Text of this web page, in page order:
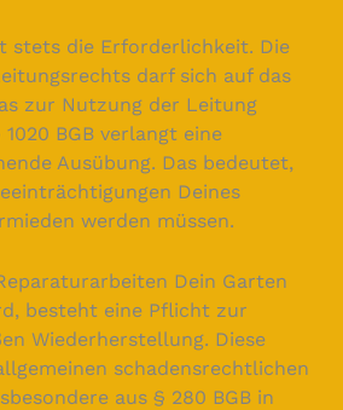
stets die Erforderlichkeit. Die
darf sich auf das
zur Nutzung der Leitung
BGB verlangt eine
Ausübung. Das bedeutet,
Deines
werden müssen.
Dein Garten
besteht eine Pflicht zur
Wiederherstellung. Diese
schadensrechtlichen
aus § 280 BGB in